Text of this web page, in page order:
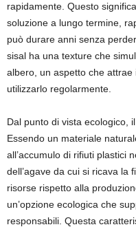
rapidamente. Questo
soluzione a lungo termine,
può durare anni senza
sisal ha una texture che
albero, un aspetto che
utilizzarlo regolarmente.
Dal punto di vista ecologico,
Essendo un materiale
all’accumulo di rifiuti plastici
dell’agave da cui si ricava la
risorse rispetto alla
un’opzione ecologica che
responsabili. Questa